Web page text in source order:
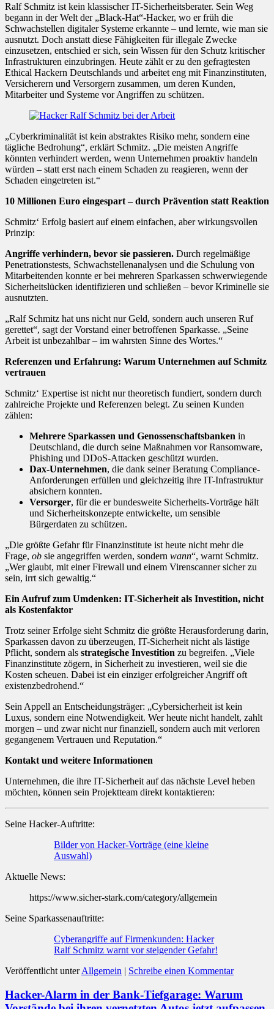
Ralf Schmitz ist kein klassischer IT-Sicherheitsberater. Sein Weg
begann in der Welt der „Black-Hat“-Hacker, wo er früh die
Schwachstellen digitaler Systeme erkannte – und lernte, wie man sie
ausnutzt. Doch anstatt diese Fähigkeiten für illegale Zwecke
einzusetzen, entschied er sich, sein Wissen für den Schutz kritischer
Infrastrukturen einzubringen. Heute zählt er zu den gefragtesten
Ethical Hackern Deutschlands und arbeitet eng mit Finanzinstituten,
Versicherern und Versorgern zusammen, um deren Kunden,
Mitarbeiter und Systeme vor Angriffen zu schützen.
„Cyberkriminalität ist kein abstraktes Risiko mehr, sondern eine
tägliche Bedrohung“, erklärt Schmitz. „Die meisten Angriffe
könnten verhindert werden, wenn Unternehmen proaktiv handeln
würden – statt erst nach einem Schaden zu reagieren, wenn der
Schaden eingetreten ist.“
10 Millionen Euro eingespart – durch Prävention statt Reaktion
Schmitz‘ Erfolg basiert auf einem einfachen, aber wirkungsvollen
Prinzip:
Angriffe verhindern, bevor sie passieren. Durch regelmäßige
Penetrationstests, Schwachstellenanalysen und die Schulung von
Mitarbeitenden konnte er bei mehreren Sparkassen schwerwiegende
Sicherheitslücken identifizieren und schließen – bevor Kriminelle sie
ausnutzten.
„Ralf Schmitz hat uns nicht nur Geld, sondern auch unseren Ruf
gerettet“, sagt der Vorstand einer betroffenen Sparkasse. „Seine
Arbeit ist unbezahlbar – im wahrsten Sinne des Wortes.“
Referenzen und Erfahrung: Warum Unternehmen auf Schmitz
vertrauen
Schmitz‘ Expertise ist nicht nur theoretisch fundiert, sondern durch
zahlreiche Projekte und Referenzen belegt. Zu seinen Kunden
zählen:
Mehrere Sparkassen und Genossenschaftsbanken in
Deutschland, die durch seine Maßnahmen vor Ransomware,
Phishing und DDoS-Attacken geschützt wurden.
Dax-Unternehmen, die dank seiner Beratung Compliance-
Anforderungen erfüllen und gleichzeitig ihre IT-Infrastruktur
absichern konnten.
Versorger, für die er bundesweite Sicherheits-Vorträge hält
und Sicherheitskonzepte entwickelte, um sensible
Bürgerdaten zu schützen.
„Die größte Gefahr für Finanzinstitute ist heute nicht mehr die
Frage, ob sie angegriffen werden, sondern wann“, warnt Schmitz.
„Wer glaubt, mit einer Firewall und einem Virenscanner sicher zu
sein, irrt sich gewaltig.“
Ein Aufruf zum Umdenken: IT-Sicherheit als Investition, nicht
als Kostenfaktor
Trotz seiner Erfolge sieht Schmitz die größte Herausforderung darin,
Sparkassen davon zu überzeugen, IT-Sicherheit nicht als lästige
Pflicht, sondern als strategische Investition zu begreifen. „Viele
Finanzinstitute zögern, in Sicherheit zu investieren, weil sie die
Kosten scheuen. Dabei ist ein einziger erfolgreicher Angriff oft
existenzbedrohend.“
Sein Appell an Entscheidungsträger: „Cybersicherheit ist kein
Luxus, sondern eine Notwendigkeit. Wer heute nicht handelt, zahlt
morgen – und zwar nicht nur finanziell, sondern auch mit verloren
gegangenem Vertrauen und Reputation.“
Kontakt und weitere Informationen
Unternehmen, die ihre IT-Sicherheit auf das nächste Level heben
möchten, können sein Projektteam direkt kontaktieren:
Seine Hacker-Auftritte:
Bilder von Hacker-Vorträge (eine kleine
Auswahl)
Aktuelle News:
https://www.sicher-stark.com/category/allgemein
Seine Sparkassenauftritte:
Cyberangriffe auf Firmenkunden: Hacker
Ralf Schmitz warnt vor steigender Gefahr!
Veröffentlicht unter Allgemein | Schreibe einen Kommentar
Hacker-Alarm in der Bank-Tiefgarage: Warum